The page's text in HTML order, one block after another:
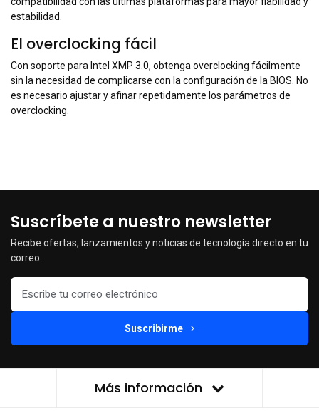
estabilidad.
El overclocking fácil
Con soporte para Intel XMP 3.0, obtenga overclocking fácilmente
sin la necesidad de complicarse con la configuración de la BIOS. No
es necesario ajustar y afinar repetidamente los parámetros de
overclocking.
Suscríbete a nuestro newsletter
Recibe ofertas, lanzamientos y noticias de tecnología directo en tu
correo.
Suscribirme
Más información